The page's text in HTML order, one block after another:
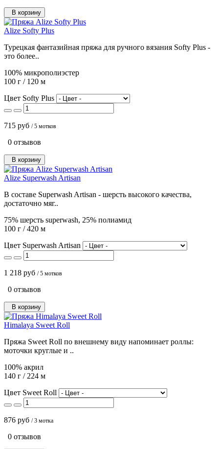
В корзину
Alize Softy Plus
Турецкая фантазийная пряжа для ручного вязания Softy Plus -
это более..
100% микрополиэстер
100 г / 120 м
Цвет Softy Plus
715 руб / 5 мотков
0 отзывов
В корзину
Alize Superwash Artisan
В составе Superwash Artisan - шерсть высокого качества,
достаточно мяг..
75% шерсть superwash, 25% полиамид
100 г / 420 м
Цвет Superwash Artisan
1 218 руб / 5 мотков
0 отзывов
В корзину
Himalaya Sweet Roll
Пряжа Sweet Roll по внешнему виду напоминает роллы:
моточки круглые и ..
100% акрил
140 г / 224 м
Цвет Sweet Roll
876 руб / 3 мотка
0 отзывов